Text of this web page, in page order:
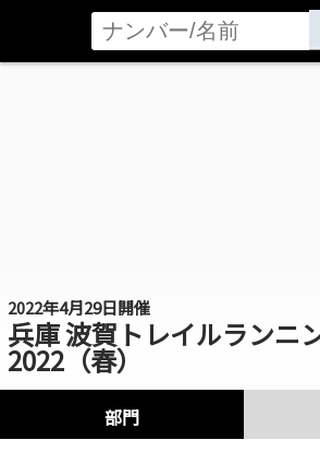
2022年4月29日開催
兵庫 波賀トレイルランニ
2022（春）
部門